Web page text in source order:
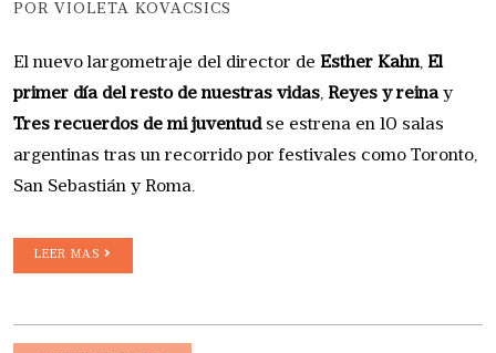
POR VIOLETA KOVACSICS
El nuevo largometraje del director de Esther Kahn, El
primer día del resto de nuestras vidas, Reyes y reinay
Tres recuerdos de mi juventudse estrena en 10 salas
argentinas tras un recorrido por festivales como Toronto,
San Sebastián y Roma.
LEER MAS